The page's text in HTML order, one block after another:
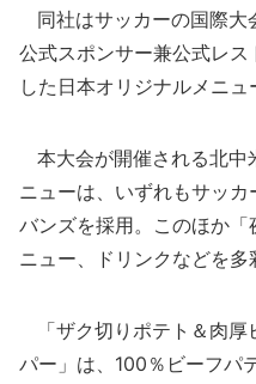
同社はサッカーの国際大
公式スポンサー兼公式レ
した日本オリジナルメニュ
本大会が開催される北中
ニューは、いずれもサッ
バンズを採用。このほか
ニュー、ドリンクなどを多
「ザク切りポテト＆肉厚
パー」は、100％ビーフパ